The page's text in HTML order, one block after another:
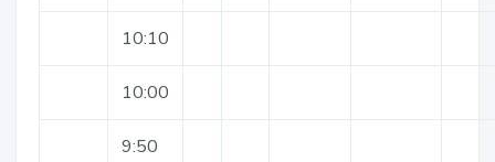
10:10
10:00
9:50